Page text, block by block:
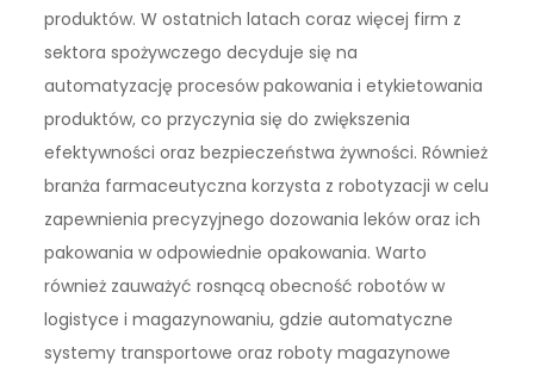
produktów. W ostatnich latach coraz więcej firm z
sektora spożywczego decyduje się na
automatyzację procesów pakowania i etykietowania
produktów, co przyczynia się do zwiększenia
efektywności oraz bezpieczeństwa żywności. Również
branża farmaceutyczna korzysta z robotyzacji w celu
zapewnienia precyzyjnego dozowania leków oraz ich
pakowania w odpowiednie opakowania. Warto
również zauważyć rosnącą obecność robotów w
logistyce i magazynowaniu, gdzie automatyczne
systemy transportowe oraz roboty magazynowe